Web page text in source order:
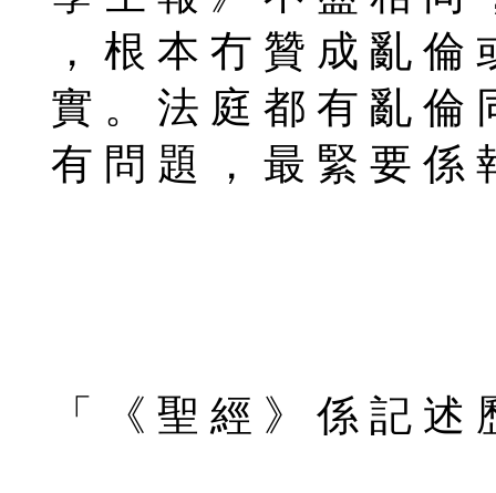
， 根 本 冇 贊 成 亂 倫
實 。 法 庭 都 有 亂 倫
有 問 題 ， 最 緊 要 係
「 《 聖 經 》 係 記 述